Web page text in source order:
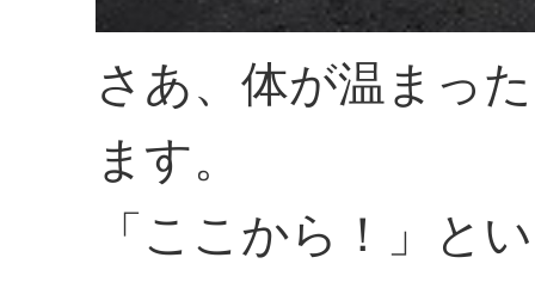
さあ、体が温まっ
ます。
「ここから！」と